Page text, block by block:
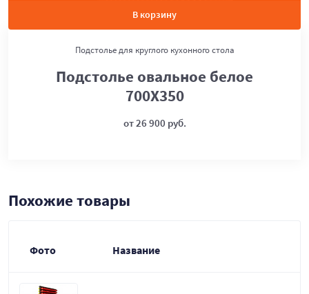
В корзину
Подстолье для круглого кухонного стола
Подстолье овальное белое
700Х350
от 26 900 руб.
Похожие товары
Фото Название